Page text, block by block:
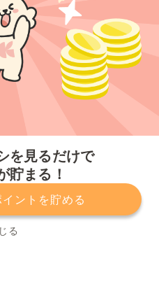
を見るだけで
貯まる！
ントを貯める
る
利用規約
運営会社
せ